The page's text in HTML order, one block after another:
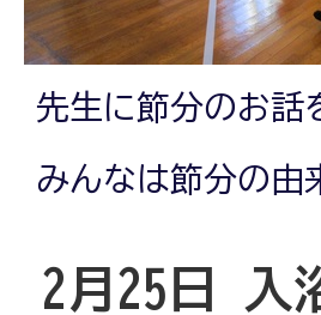
先生に節分のお話
みんなは節分の由
2月25日 入